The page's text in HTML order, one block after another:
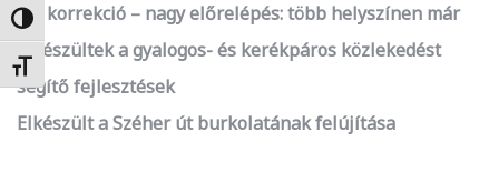
Nagy kontraszt váltása
Betűméret váltása
Kis korrekció – nagy előrelépés: több helyszínen már
elkészültek a gyalogos- és kerékpáros közlekedést
segítő fejlesztések
Elkészült a Széher út burkolatának felújítása